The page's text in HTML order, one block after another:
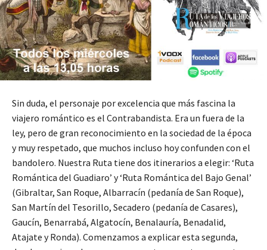
Sin duda, el personaje por excelencia que más fascina la
viajero romántico es el Contrabandista. Era un fuera de la
ley, pero de gran reconocimiento en la sociedad de la época
y muy respetado, que muchos incluso hoy confunden con el
bandolero. Nuestra Ruta tiene dos itinerarios a elegir: ‘Ruta
Romántica del Guadiaro’ y ‘Ruta Romántica del Bajo Genal’
(Gibraltar, San Roque, Albarracín (pedanía de San Roque),
San Martín del Tesorillo, Secadero (pedanía de Casares),
Gaucín, Benarrabá, Algatocín, Benalauría, Benadalid,
Atajate y Ronda). Comenzamos a explicar esta segunda,